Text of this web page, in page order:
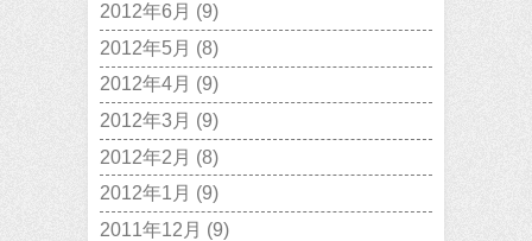
2012年6月 (9)
2012年5月 (8)
2012年4月 (9)
2012年3月 (9)
2012年2月 (8)
2012年1月 (9)
2011年12月 (9)